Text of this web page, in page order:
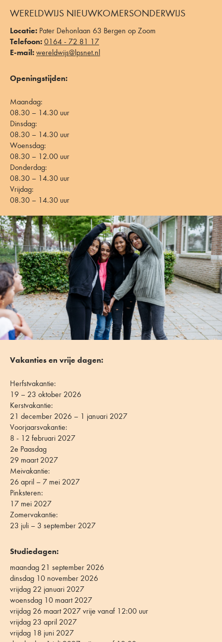
WERELDWIJS NIEUWKOMERSONDERWIJS
Locatie: Pater Dehonlaan 63 Bergen op Zoom
Telefoon: 0164 - 72 81 17
E-mail: wereldwijs@lpsnet.nl
Openingstijden:
Maandag:
08.30 – 14.30 uur
Dinsdag:
08.30 – 14.30 uur
Woensdag:
08.30 – 12.00 uur
Donderdag:
08.30 – 14.30 uur
Vrijdag:
08.30 – 14.30 uur
Vakanties en vrije dagen:
Herfstvakantie:
19 – 23 oktober 2026
Kerstvakantie:
21 december 2026 – 1 januari 2027
Voorjaarsvakantie:
8 - 12 februari 2027
2e Paasdag
29 maart 2027
Meivakantie:
26 april – 7 mei 2027
Pinksteren:
17 mei 2027
Zomervakantie:
23 juli – 3 september 2027
Studiedagen:
maandag 21 september 2026
dinsdag 10 november 2026
vrijdag 22 januari 2027
woensdag 10 maart 2027
vrijdag 26 maart 2027 vrije vanaf 12:00 uur
vrijdag 23 april 2027
vrijdag 18 juni 2027